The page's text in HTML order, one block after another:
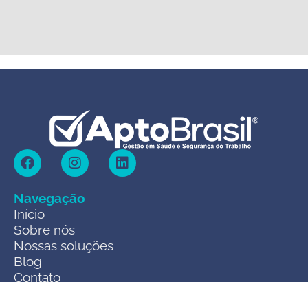
Navegação
Início
Sobre nós
Nossas soluções
Blog
Contato